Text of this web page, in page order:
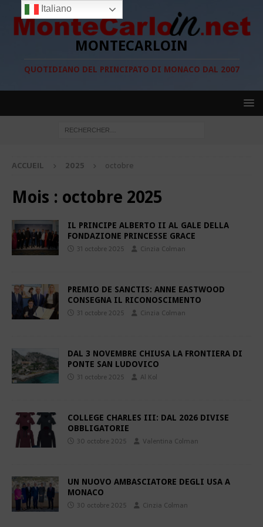
MONTECARLOIN
QUOTIDIANO DEL PRINCIPATO DI MONACO DAL 2007
ACCUEIL 2025 octobre
Mois : octobre 2025
IL PRINCIPE ALBERTO II AL GALE DELLA
FONDAZIONE PRINCESSE GRACE
31 octobre 2025 Cinzia Colman
PREMIO DE SANCTIS: ANNE EASTWOOD
CONSEGNA IL RICONOSCIMENTO
31 octobre 2025 Cinzia Colman
DAL 3 NOVEMBRE CHIUSA LA FRONTIERA DI
PONTE SAN LUDOVICO
31 octobre 2025 Al Kol
COLLEGE CHARLES III: DAL 2026 DIVISE
OBBLIGATORIE
30 octobre 2025 Valentina Colman
UN NUOVO AMBASCIATORE DEGLI USA A
MONACO
30 octobre 2025 Cinzia Colman
Italiano